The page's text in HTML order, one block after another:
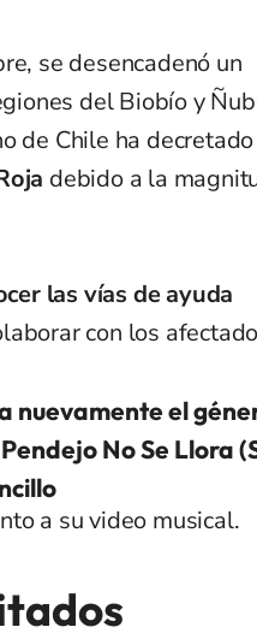
se desencadenó un
del Biobío y
de Chile ha decretado
debido a la
las vías de ayuda
con los
nuevamente el
No Se Llora
a su video musical.